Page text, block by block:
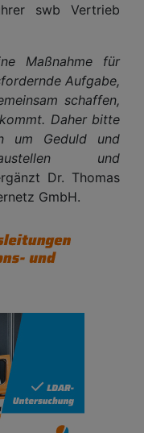
swb Vertrieb
Maßnahme für
Aufgabe,
schaffen,
Daher bitte
um Geduld und
und
Dr. Thomas
GmbH.